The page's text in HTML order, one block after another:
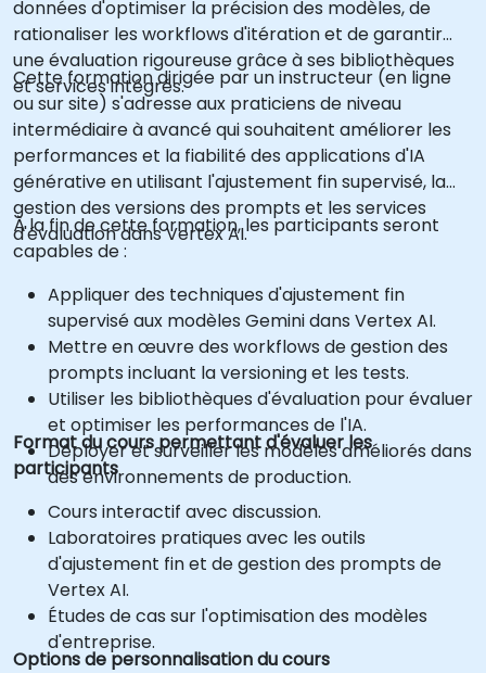
données d'optimiser la précision des modèles, de
rationaliser les workflows d'itération et de garantir
une évaluation rigoureuse grâce à ses bibliothèques
et services intégrés.
Cette formation dirigée par un instructeur (en ligne
ou sur site) s'adresse aux praticiens de niveau
intermédiaire à avancé qui souhaitent améliorer les
performances et la fiabilité des applications d'IA
générative en utilisant l'ajustement fin supervisé, la
gestion des versions des prompts et les services
d'évaluation dans Vertex AI.
À la fin de cette formation, les participants seront
capables de :
Appliquer des techniques d'ajustement fin
supervisé aux modèles Gemini dans Vertex AI.
Mettre en œuvre des workflows de gestion des
prompts incluant la versioning et les tests.
Utiliser les bibliothèques d'évaluation pour évaluer
et optimiser les performances de l'IA.
Déployer et surveiller les modèles améliorés dans
des environnements de production.
Format du cours permettant d'évaluer les
participants
Cours interactif avec discussion.
Laboratoires pratiques avec les outils
d'ajustement fin et de gestion des prompts de
Vertex AI.
Études de cas sur l'optimisation des modèles
d'entreprise.
Options de personnalisation du cours